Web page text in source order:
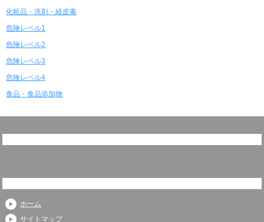
化粧品・洗剤・経皮毒
危険レベル1
危険レベル2
危険レベル3
危険レベル4
食品・食品添加物
ホーム
サイトマップ